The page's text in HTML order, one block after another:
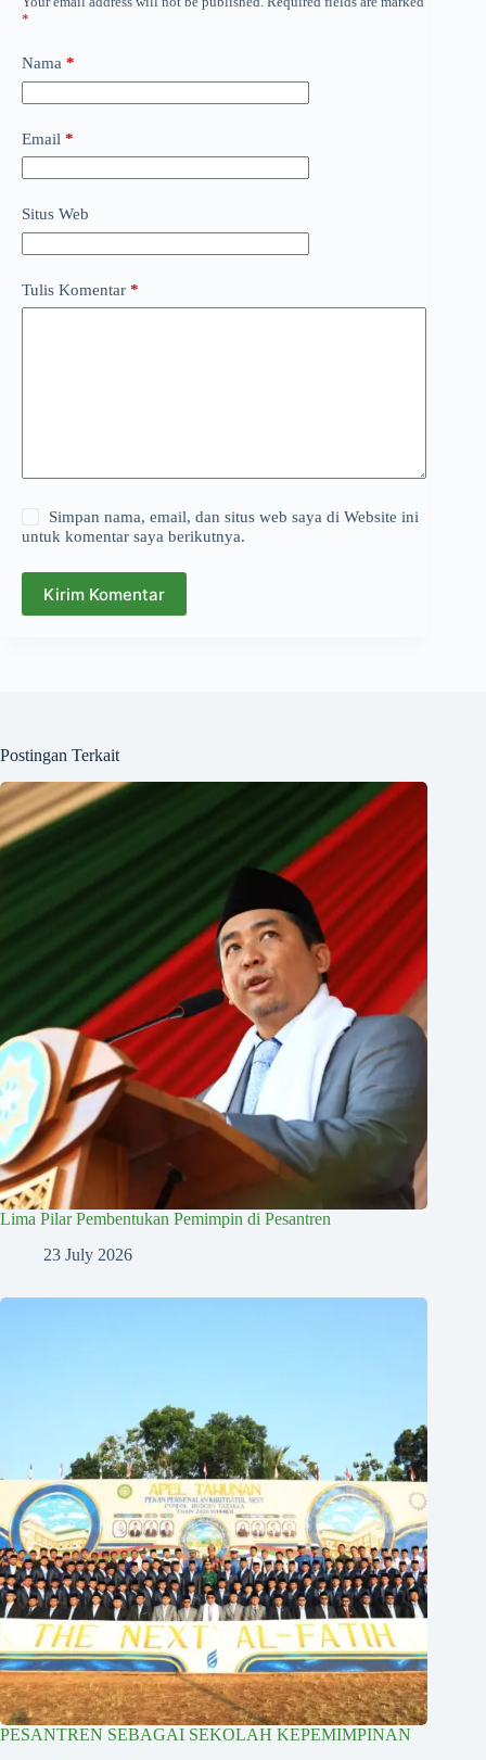
*
Nama *
Email *
Situs Web
Tulis Komentar *
Simpan nama, email, dan situs web saya di Website ini
untuk komentar saya berikutnya.
Kirim Komentar
Postingan Terkait
Lima Pilar Pembentukan Pemimpin di Pesantren
23 July 2026
PESANTREN SEBAGAI SEKOLAH KEPEMIMPINAN